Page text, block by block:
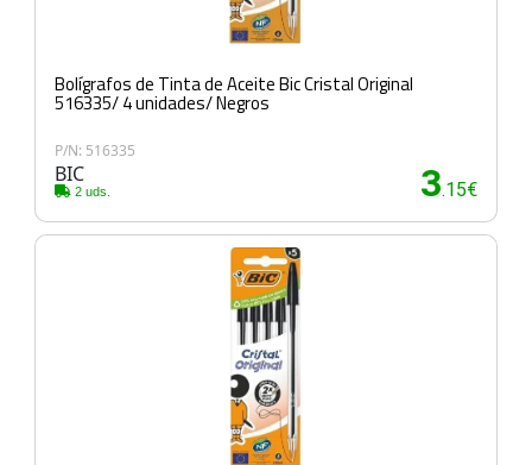
Bolígrafos de Tinta de Aceite Bic Cristal Original
516335/ 4 unidades/ Negros
P/N: 516335
BIC
2 uds. 3.15€